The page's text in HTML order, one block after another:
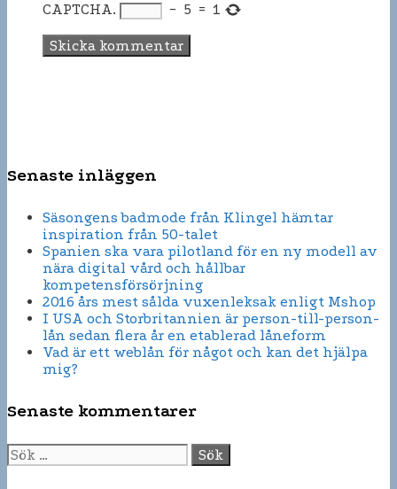
CAPTCHA.
− 5 = 1
Senaste inläggen
Säsongens badmode från Klingel hämtar
inspiration från 50-talet
Spanien ska vara pilotland för en ny modell av
nära digital vård och hållbar
kompetensförsörjning
2016 års mest sålda vuxenleksak enligt Mshop
I USA och Storbritannien är person-till-person-
lån sedan flera år en etablerad låneform
Vad är ett weblån för något och kan det hjälpa
mig?
Senaste kommentarer
Sök
efter: